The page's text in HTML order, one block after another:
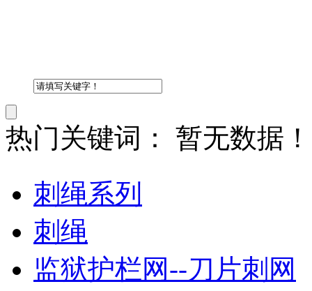
热门关键词：
暂无数据！
刺绳系列
刺绳
监狱护栏网--刀片刺网